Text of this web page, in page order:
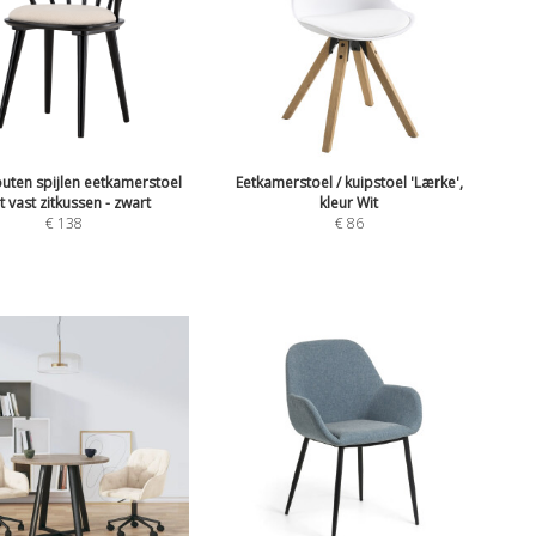
spijlen eetkamerstoel
vast zitkussen - zwart
€ 138
Eetkamerstoel / kuipstoel 'Lærke',
kleur Wit
€86